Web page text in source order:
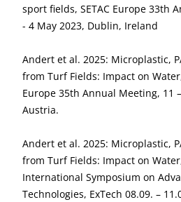
sport fields, SETAC Europe 33th
- 4 May 2023, Dublin, Ireland
Andert et al. 2025: Microplastic,
from Turf Fields: Impact on
Europe 35th Annual Meeting, 11
Austria.
Andert et al. 2025: Microplastic,
from Turf Fields: Impact on
International Symposium on
Technologies, ExTech 08.09. –